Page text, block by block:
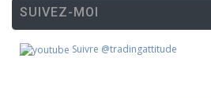
SUIVEZ-MOI
Suivre @tradingattitude